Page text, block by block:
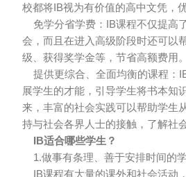
校都将IB视为有价值的高中文凭，
免学分省学费：IB课程不仅提高
会，而且在进入高级阶段时还可以
级、获得奖学金等，节省高额费用。
提供更综合、全面均衡的课程：
展学生的才能，引导学生将书本知
来，丰富的社会实践可以帮助学生
持与社会各界人士的接触，了解社
IB适合哪些学生？
1.做事有条理、善于安排时间的学
IB课程有大量的课外和社会活动